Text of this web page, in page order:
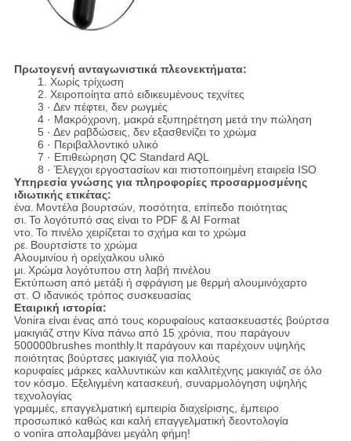
Πρωτογενή ανταγωνιστικά πλεονεκτήματα:
1. Χωρίς τρίχωση
2. Χειροποίητα από ειδικευμένους τεχνίτες
3 · Δεν πέφτει, δεν ρωγμές
4 · Μακρόχρονη, μακρά εξυπηρέτηση μετά την πώληση
5 · Δεν ραβδώσεις, δεν εξασθενίζει το χρώμα
6 · Περιβαλλοντικό υλικό
7 · Επιθεώρηση QC Standard AQL
8 · Έλεγχοι εργοστασίων και πιστοποιημένη εταιρεία ISO
Υπηρεσία γνώσης για πληροφορίες προσαρμοσμένης
ιδιωτικής ετικέτας:
ένα. Μοντέλα βουρτσών, ποσότητα, επίπεδο ποιότητας
σι. Το λογότυπό σας είναι το PDF & AI Format
ντο. Το πινέλο χειρίζεται το σχήμα και το χρώμα
ρε. Βουρτσίστε το χρώμα
Αλουμινίου ή ορείχαλκου υλικό
μι. Χρώμα λογότυπου στη λαβή πινέλου
Εκτύπωση από μετάξι ή σφράγιση με θερμή αλουμινόχαρτο
στ. Ο ιδανικός τρόπος συσκευασίας
Εταιρική ιστορία:
Vonira είναι ένας από τους κορυφαίους κατασκευαστές βούρτσα
μακιγιάζ στην Κίνα πάνω από 15 χρόνια, που παράγουν
500000brushes monthly.It παράγουν και παρέχουν υψηλής
ποιότητας βούρτσες μακιγιάζ για πολλούς
κορυφαίες μάρκες καλλυντικών και καλλιτέχνης μακιγιάζ σε όλο
τον κόσμο. Εξελιγμένη κατασκευή, συναρμολόγηση υψηλής
τεχνολογίας
γραμμές, επαγγελματική εμπειρία διαχείρισης, έμπειρο
προσωπικό καθώς και καλή επαγγελματική δεοντολογία
ο vonira απολαμβάνει μεγάλη φήμη!